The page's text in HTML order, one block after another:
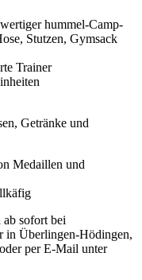
hummel-Camp-
Stutzen, Gymsack
Trainer
Getränke und
Medaillen und
sofort bei
Überlingen-Hödingen,
per E-Mail unter